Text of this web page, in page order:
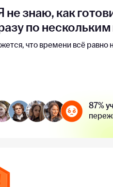
не знаю, как
по
что времени всё равно
87%